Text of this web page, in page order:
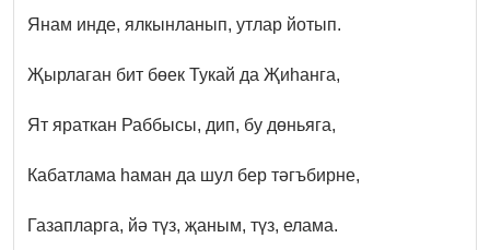
Янам инде, ялкынланып, утлар йотып.
Җырлаган бит бөек Тукай да Җиһанга,
Ят яраткан Раббысы, дип, бу дөньяга,
Кабатлама һаман да шул бер тәгъбирне,
Газапларга, йә түз, җаным, түз, елама.